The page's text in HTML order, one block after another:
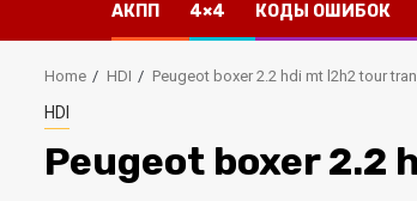
АКПП 4×4 КОДЫ ОШИБОК
Home HDI Peugeot boxer 2.2 hdi mt l2h2 tour
HDI
Peugeot boxer